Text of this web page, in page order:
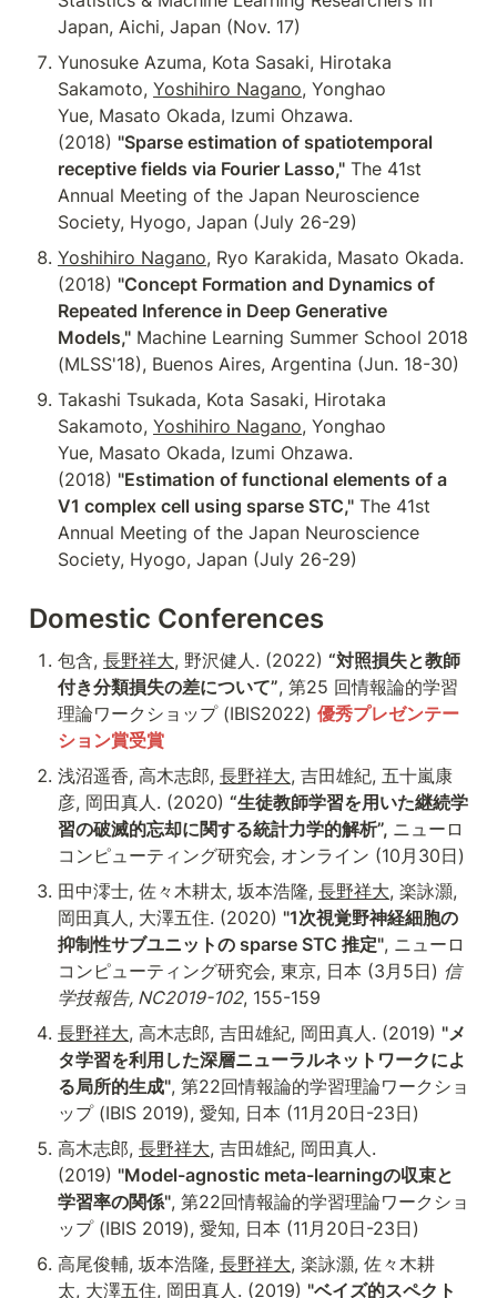
Japan, Aichi, Japan (Nov. 17)
Yunosuke Azuma, Kota Sasaki, Hirotaka
Sakamoto, Yoshihiro Nagano, Yonghao
Yue, Masato Okada, Izumi Ohzawa.
(2018) "Sparse estimation of spatiotemporal
receptive fields via Fourier Lasso," The 41st
Annual Meeting of the Japan Neuroscience
Society, Hyogo, Japan (July 26-29)
Yoshihiro Nagano, Ryo Karakida, Masato Okada.
(2018) "Concept Formation and Dynamics of
Repeated Inference in Deep Generative
Models," Machine Learning Summer School 2018
(MLSS'18), Buenos Aires, Argentina (Jun. 18-30)
Takashi Tsukada, Kota Sasaki, Hirotaka
Sakamoto, Yoshihiro Nagano, Yonghao
Yue, Masato Okada, Izumi Ohzawa.
(2018) "Estimation of functional elements of a
V1 complex cell using sparse STC," The 41st
Annual Meeting of the Japan Neuroscience
Society, Hyogo, Japan (July 26-29)
Domestic Conferences
包含, 長野祥大, 野沢健人. (2022) “対照損失と教師
付き分類損失の差について”, 第25 回情報論的学習
理論ワークショップ (IBIS2022) 優秀プレゼンテー
ション賞受賞
浅沼遥香, 高木志郎, 長野祥大, 吉田雄紀, 五十嵐康
彦, 岡田真人. (2020) “生徒教師学習を用いた継続学
習の破滅的忘却に関する統計力学的解析”, ニューロ
コンピューティング研究会, オンライン (10月30日)
田中澪士, 佐々木耕太, 坂本浩隆, 長野祥大, 楽詠灝,
岡田真人, 大澤五住. (2020) "1次視覚野神経細胞の
抑制性サブユニットの sparse STC 推定", ニューロ
コンピューティング研究会, 東京, 日本 (3月5日) 信
学技報告, NC2019-102, 155-159
長野祥大, 高木志郎, 吉田雄紀, 岡田真人. (2019) "メ
タ学習を利用した深層ニューラルネットワークによ
る局所的生成", 第22回情報論的学習理論ワークショ
ップ (IBIS 2019), 愛知, 日本 (11月20日-23日)
高木志郎, 長野祥大, 吉田雄紀, 岡田真人.
(2019) "Model-agnostic meta-learningの収束と
学習率の関係", 第22回情報論的学習理論ワークショ
ップ (IBIS 2019), 愛知, 日本 (11月20日-23日)
高尾俊輔, 坂本浩隆, 長野祥大, 楽詠灝, 佐々木耕
太, 大澤五住, 岡田真人. (2019) "ベイズ的スペクト